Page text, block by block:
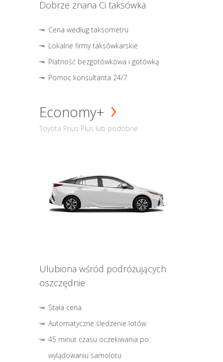
Dobrze znana Ci taksówka
Cena według taksometru
Lokalne firmy taksówkarskie
Płatność bezgotówkowa i gotówką
Pomoc konsultanta 24/7
Economy+
Toyota Prius Plus lub podobne
Ulubiona wśród podróżujących
oszczędnie
Stała cena
Automatyczne śledzenie lotów
45 minut czasu oczekiwania po
wylądowaniu samolotu